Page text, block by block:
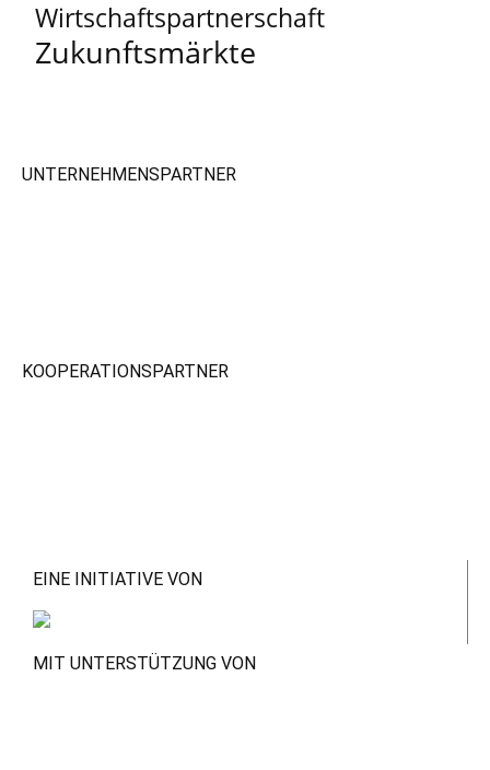
Wirtschaftspartnerschaft
Zukunftsmärkte
UNTERNEHMENSPARTNER
KOOPERATIONSPARTNER
EINE INITIATIVE VON
MIT UNTERSTÜTZUNG VON